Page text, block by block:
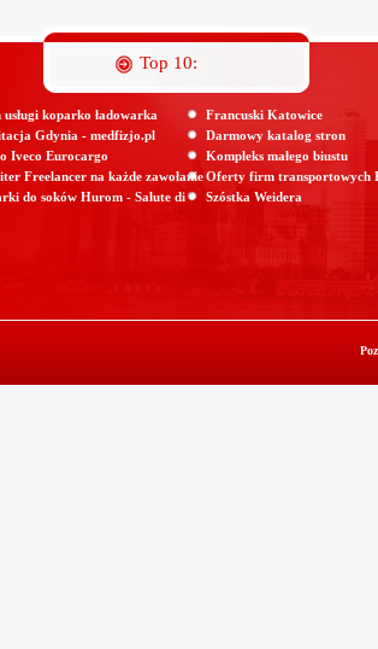
Top 10:
usługi koparko ładowarka
Gdynia - medfizjo.pl
Iveco Eurocargo
Freelancer na każde zawołanie
do soków Hurom - Salute di
Francuski Katowice
Darmowy katalog stron
Kompleks małego biustu
Oferty firm transportowych
Szóstka Weidera